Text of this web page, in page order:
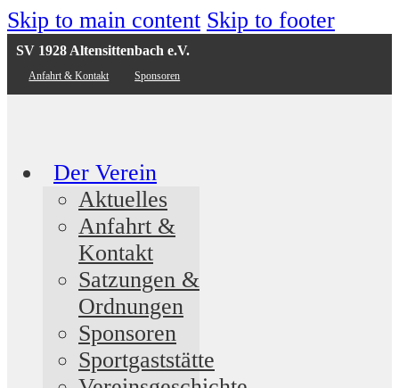
Skip to main content Skip to footer
SV 1928 Altensittenbach e.V.
Anfahrt & Kontakt Sponsoren
Der Verein
Aktuelles
Anfahrt &
Kontakt
Satzungen &
Ordnungen
Sponsoren
Sportgaststätte